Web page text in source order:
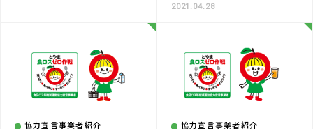
2021.04.28
協力宣言事業者紹介 協力宣言事業者紹介